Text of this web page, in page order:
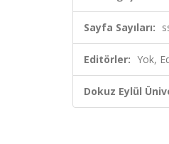
Sayfa Sayıları:
Editörler: Yok,
Dokuz Eylül